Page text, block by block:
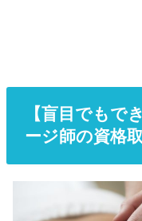
【盲目でもで
ージ師の資格